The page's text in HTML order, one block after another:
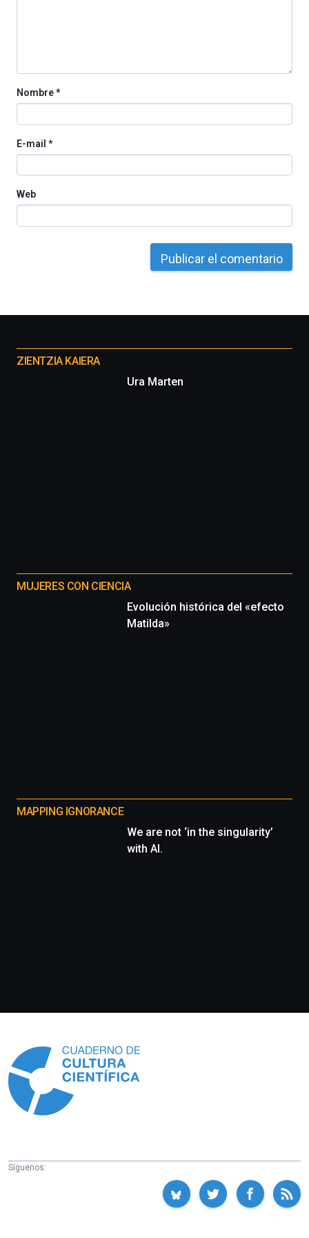
Nombre*
E-mail *
Web
proyectos
ZIENTZIA KAIERA
Ura Marten
MUJERES CON CIENCIA
Evolución histórica del «efecto
Matilda»
MAPPING IGNORANCE
We are not ‘in the singularity’
with AI.
Síguenos: